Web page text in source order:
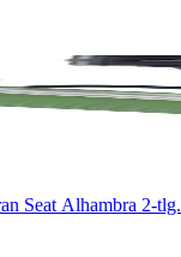
Seat Alhambra 2-tlg.